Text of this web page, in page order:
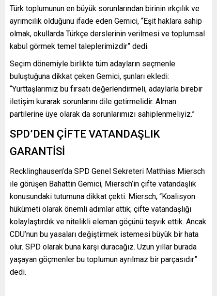
Türk toplumunun en büyük sorunlarından birinin ırkçılık ve
ayrımcılık olduğunu ifade eden Gemici, “Eşit haklara sahip
olmak, okullarda Türkçe derslerinin verilmesi ve toplumsal
kabul görmek temel taleplerimizdir” dedi.
Seçim dönemiyle birlikte tüm adayların seçmenle
buluştuğuna dikkat çeken Gemici, şunları ekledi:
“Yurttaşlarımız bu fırsatı değerlendirmeli, adaylarla birebir
iletişim kurarak sorunlarını dile getirmelidir. Alman
partilerine üye olarak da sorunlarımızı sahiplenmeliyiz.”
SPD’DEN ÇİFTE VATANDAŞLIK
GARANTİSİ
Recklinghausen’da SPD Genel Sekreteri Matthias Miersch
ile görüşen Bahattin Gemici, Miersch’in çifte vatandaşlık
konusundaki tutumuna dikkat çekti. Miersch, “Koalisyon
hükümeti olarak önemli adımlar attık; çifte vatandaşlığı
kolaylaştırdık ve nitelikli eleman göçünü teşvik ettik. Ancak
CDU’nun bu yasaları değiştirmek istemesi büyük bir hata
olur. SPD olarak buna karşı duracağız. Uzun yıllar burada
yaşayan göçmenler bu toplumun ayrılmaz bir parçasıdır”
dedi.